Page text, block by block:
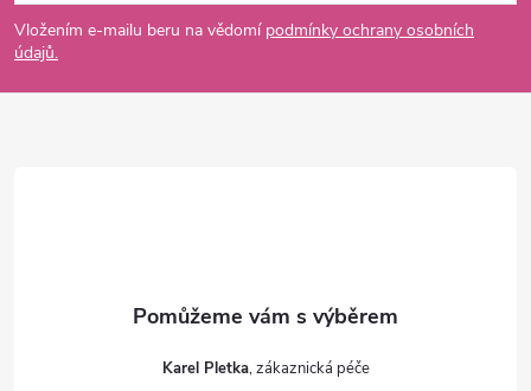
p
a
Vložením e-mailu beru na vědomí podmínky ochrany osobních
údajů.
Karel Pletka